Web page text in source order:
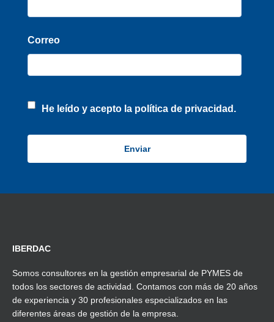
Correo
He leído y acepto la política de privacidad.
IBERDAC
Somos consultores en la gestión empresarial de PYMES de
todos los sectores de actividad. Contamos con más de 20 años
de experiencia y 30 profesionales especializados en las
diferentes áreas de gestión de la empresa.